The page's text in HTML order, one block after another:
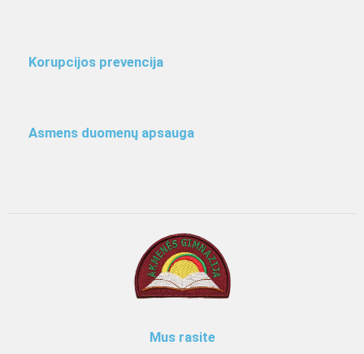
Korupcijos prevencija
Asmens duomenų apsauga
Mus rasite